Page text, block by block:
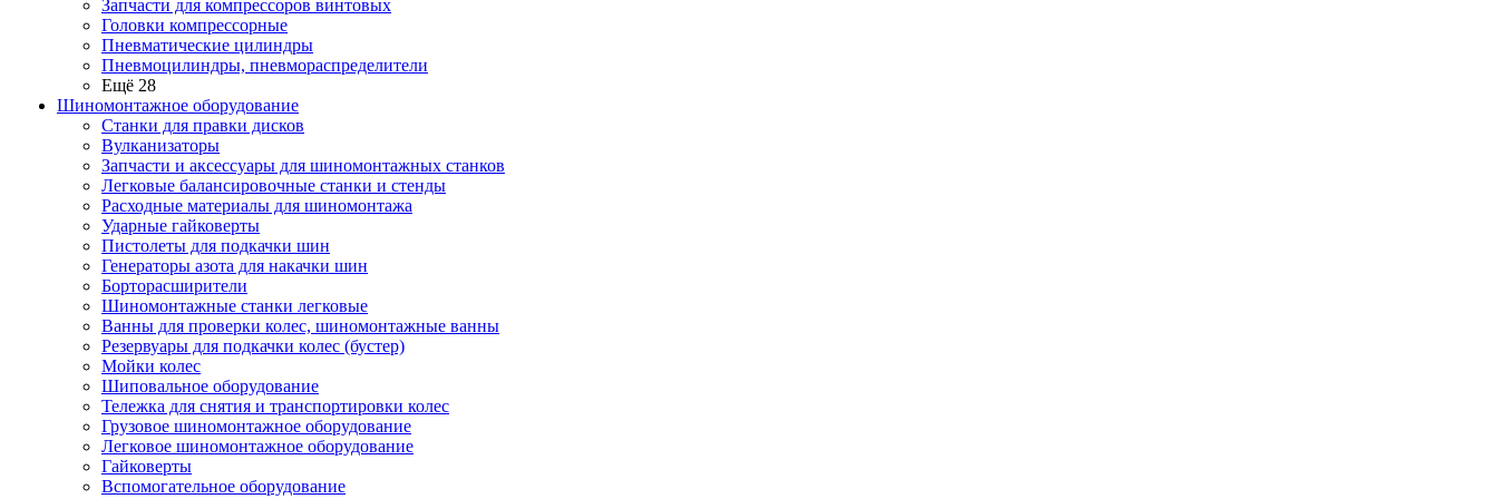
Запчасти для компрессоров винтовых
Головки компрессорные
Пневматические цилиндры
Пневмоцилиндры, пневмораспределители
Ещё 28
Шиномонтажное оборудование
Станки для правки дисков
Вулканизаторы
Запчасти и аксессуары для шиномонтажных станков
Легковые балансировочные станки и стенды
Расходные материалы для шиномонтажа
Ударные гайковерты
Пистолеты для подкачки шин
Генераторы азота для накачки шин
Борторасширители
Шиномонтажные станки легковые
Ванны для проверки колес, шиномонтажные ванны
Резервуары для подкачки колес (бустер)
Мойки колес
Шиповальное оборудование
Тележка для снятия и транспортировки колес
Грузовое шиномонтажное оборудование
Легковое шиномонтажное оборудование
Гайковерты
Вспомогательное оборудование